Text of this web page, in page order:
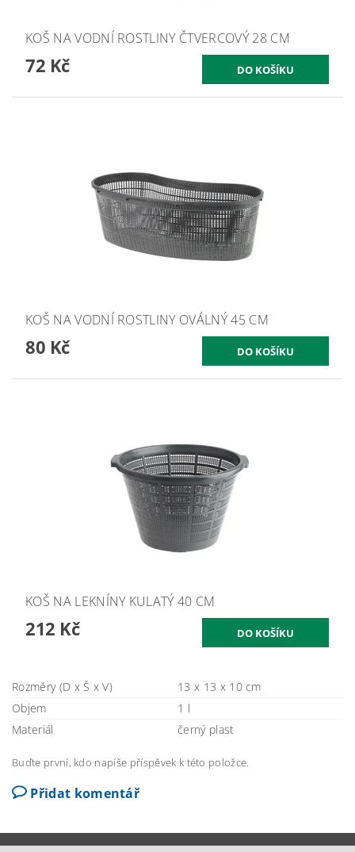
KOŠ NA VODNÍ ROSTLINY ČTVERCOVÝ 28 CM
72 Kč
KOŠ NA VODNÍ ROSTLINY OVÁLNÝ 45 CM
80 Kč
KOŠ NA LEKNÍNY KULATÝ 40 CM
212 Kč
Rozměry (D x Š x V)
13 x 13 x 10 cm
Objem
1 l
Materiál
černý plast
Buďte první, kdo napíše příspěvek k této položce.
Přidat komentář